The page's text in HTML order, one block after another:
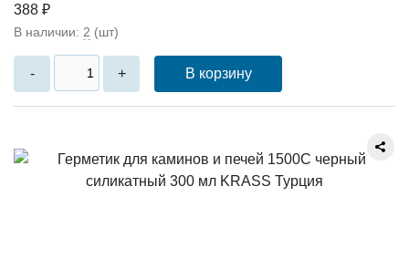
388 ₽
В наличии: 2 (шт)
- + В корзину